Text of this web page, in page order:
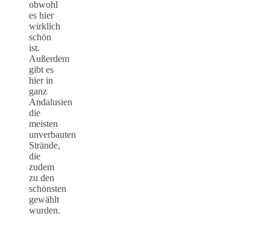
obwohl
es hier
wirklich
schön
ist.
Außerdem
gibt es
hier in
ganz
Andalusien
die
meisten
unverbauten
Strände,
die
zudem
zu den
schönsten
gewählt
wurden.